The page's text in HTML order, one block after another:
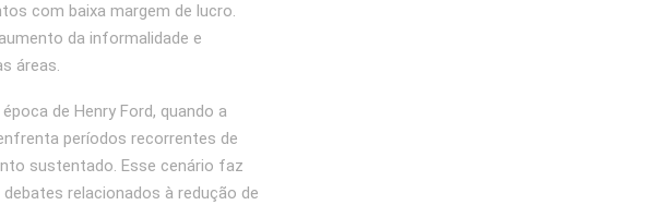
com baixa margem de lucro.
da informalidade e
áreas.
de Henry Ford, quando a
períodos recorrentes de
sustentado. Esse cenário faz
relacionados à redução de